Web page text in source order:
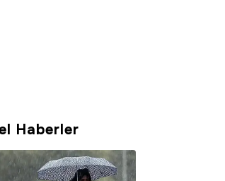
Haberler